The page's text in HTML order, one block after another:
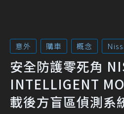
意外 購車 概念
安全防護零死角
INTELLIGENT
載後方盲區偵測系